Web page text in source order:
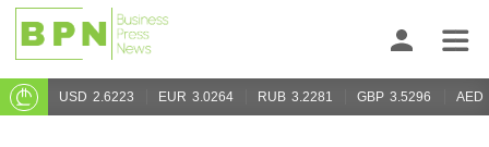
USD 2.6223 EUR 3.0264 RUB 3.2281 GBP 3.5296 AED